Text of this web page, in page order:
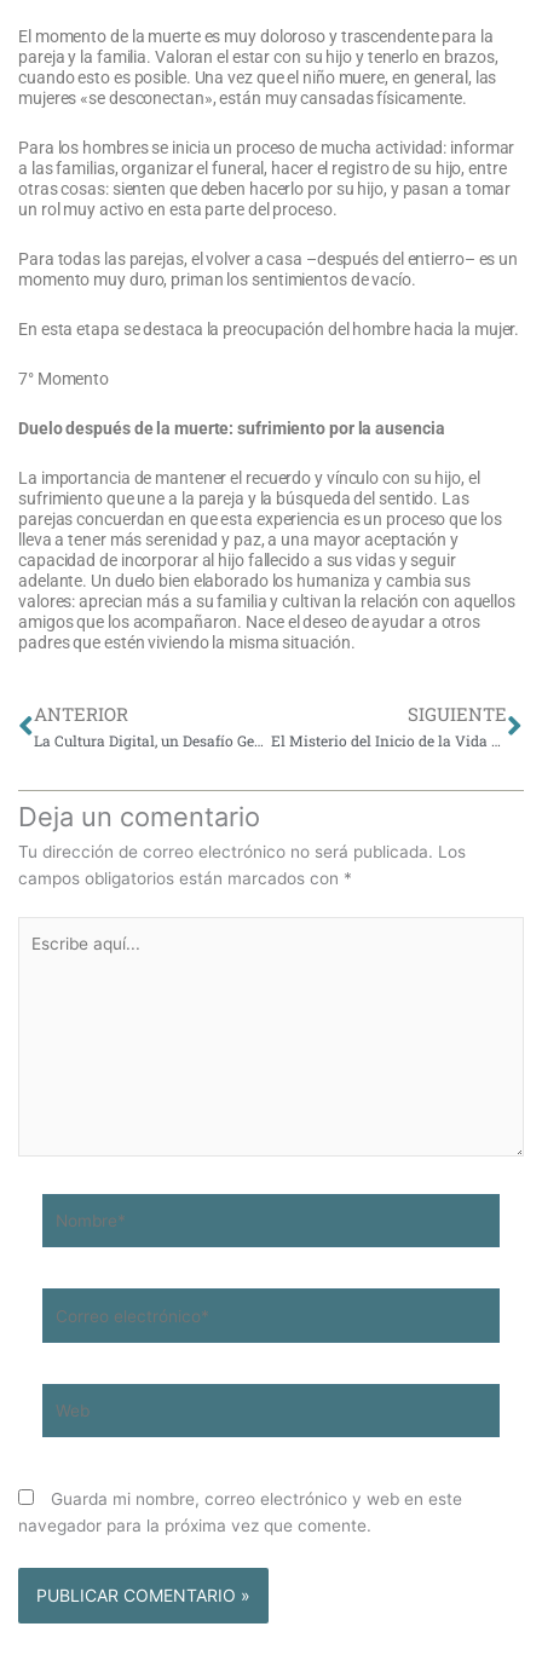
El momento de la muerte es muy doloroso y trascendente para la
pareja y la familia. Valoran el estar con su hijo y tenerlo en brazos,
cuando esto es posible. Una vez que el niño muere, en general, las
mujeres «se desconectan», están muy cansadas físicamente.
Para los hombres se inicia un proceso de mucha actividad: informar
a las familias, organizar el funeral, hacer el registro de su hijo, entre
otras cosas: sienten que deben hacerlo por su hijo, y pasan a tomar
un rol muy activo en esta parte del proceso.
Para todas las parejas, el volver a casa –después del entierro– es un
momento muy duro, priman los sentimientos de vacío.
En esta etapa se destaca la preocupación del hombre hacia la mujer.
7° Momento
Duelo después de la muerte: sufrimiento por la ausencia
La importancia de mantener el recuerdo y vínculo con su hijo, el
sufrimiento que une a la pareja y la búsqueda del sentido. Las
parejas concuerdan en que esta experiencia es un proceso que los
lleva a tener más serenidad y paz, a una mayor aceptación y
capacidad de incorporar al hijo fallecido a sus vidas y seguir
adelante. Un duelo bien elaborado los humaniza y cambia sus
valores: aprecian más a su familia y cultivan la relación con aquellos
amigos que los acompañaron. Nace el deseo de ayudar a otros
padres que estén viviendo la misma situación.
Ant
ANTERIOR
La Cultura Digital, un Desafío Generacional
SIGUIENTE
El Misterio del Inicio de la Vida Humana
Deja un comentario
Tu dirección de correo electrónico no será publicada. Los
campos obligatorios están marcados con *
aquí...
electrónico*
Guarda mi nombre, correo electrónico y web en este
navegador para la próxima vez que comente.